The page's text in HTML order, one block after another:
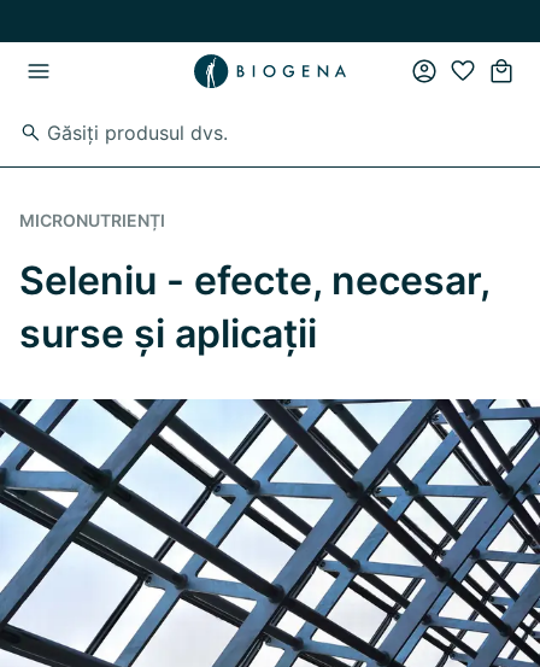
MICRONUTRIENȚI
Seleniu - efecte, necesar,
surse și aplicații